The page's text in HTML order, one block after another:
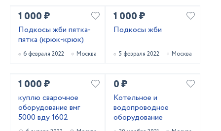
1 000 ₽
Подкосы жби пятка-
пятка (крюк-крюк)
6 февраля 2022 Москва
1 000 ₽
Подкосы жби
5 февраля 2022 Москва
1 000 ₽
куплю сварочное
оборудование вмг
5000 вду 1602
0 ₽
Котельное и
водопроводное
оборудование